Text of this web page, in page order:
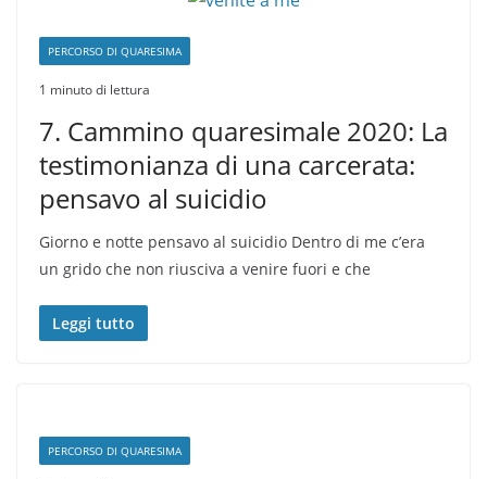
PERCORSO DI QUARESIMA
1 minuto di lettura
7. Cammino quaresimale 2020: La
testimonianza di una carcerata:
pensavo al suicidio
Giorno e notte pensavo al suicidio Dentro di me c’era
un grido che non riusciva a venire fuori e che
Leggi tutto
PERCORSO DI QUARESIMA